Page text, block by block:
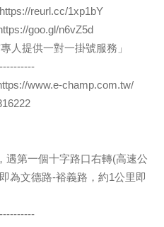
https://reurl.cc/1xp1bY
goo.gl/n6vZ5d
人提供一對一掛號服務」
www.e-champ.com.tw/
遇第一個十字路口右轉(高速公
為文德路-裕義路，約1公里即